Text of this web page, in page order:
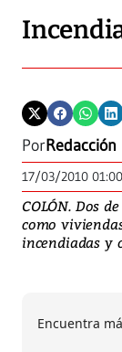
Por
17/03/2010 01:00
COLÓN. Dos
como
incendiadas y
Encuentra